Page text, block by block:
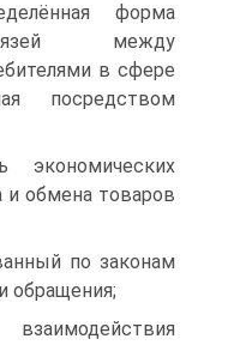
форма
между
в сфере
посредством
экономических
и обмена товаров
по законам
обращения;